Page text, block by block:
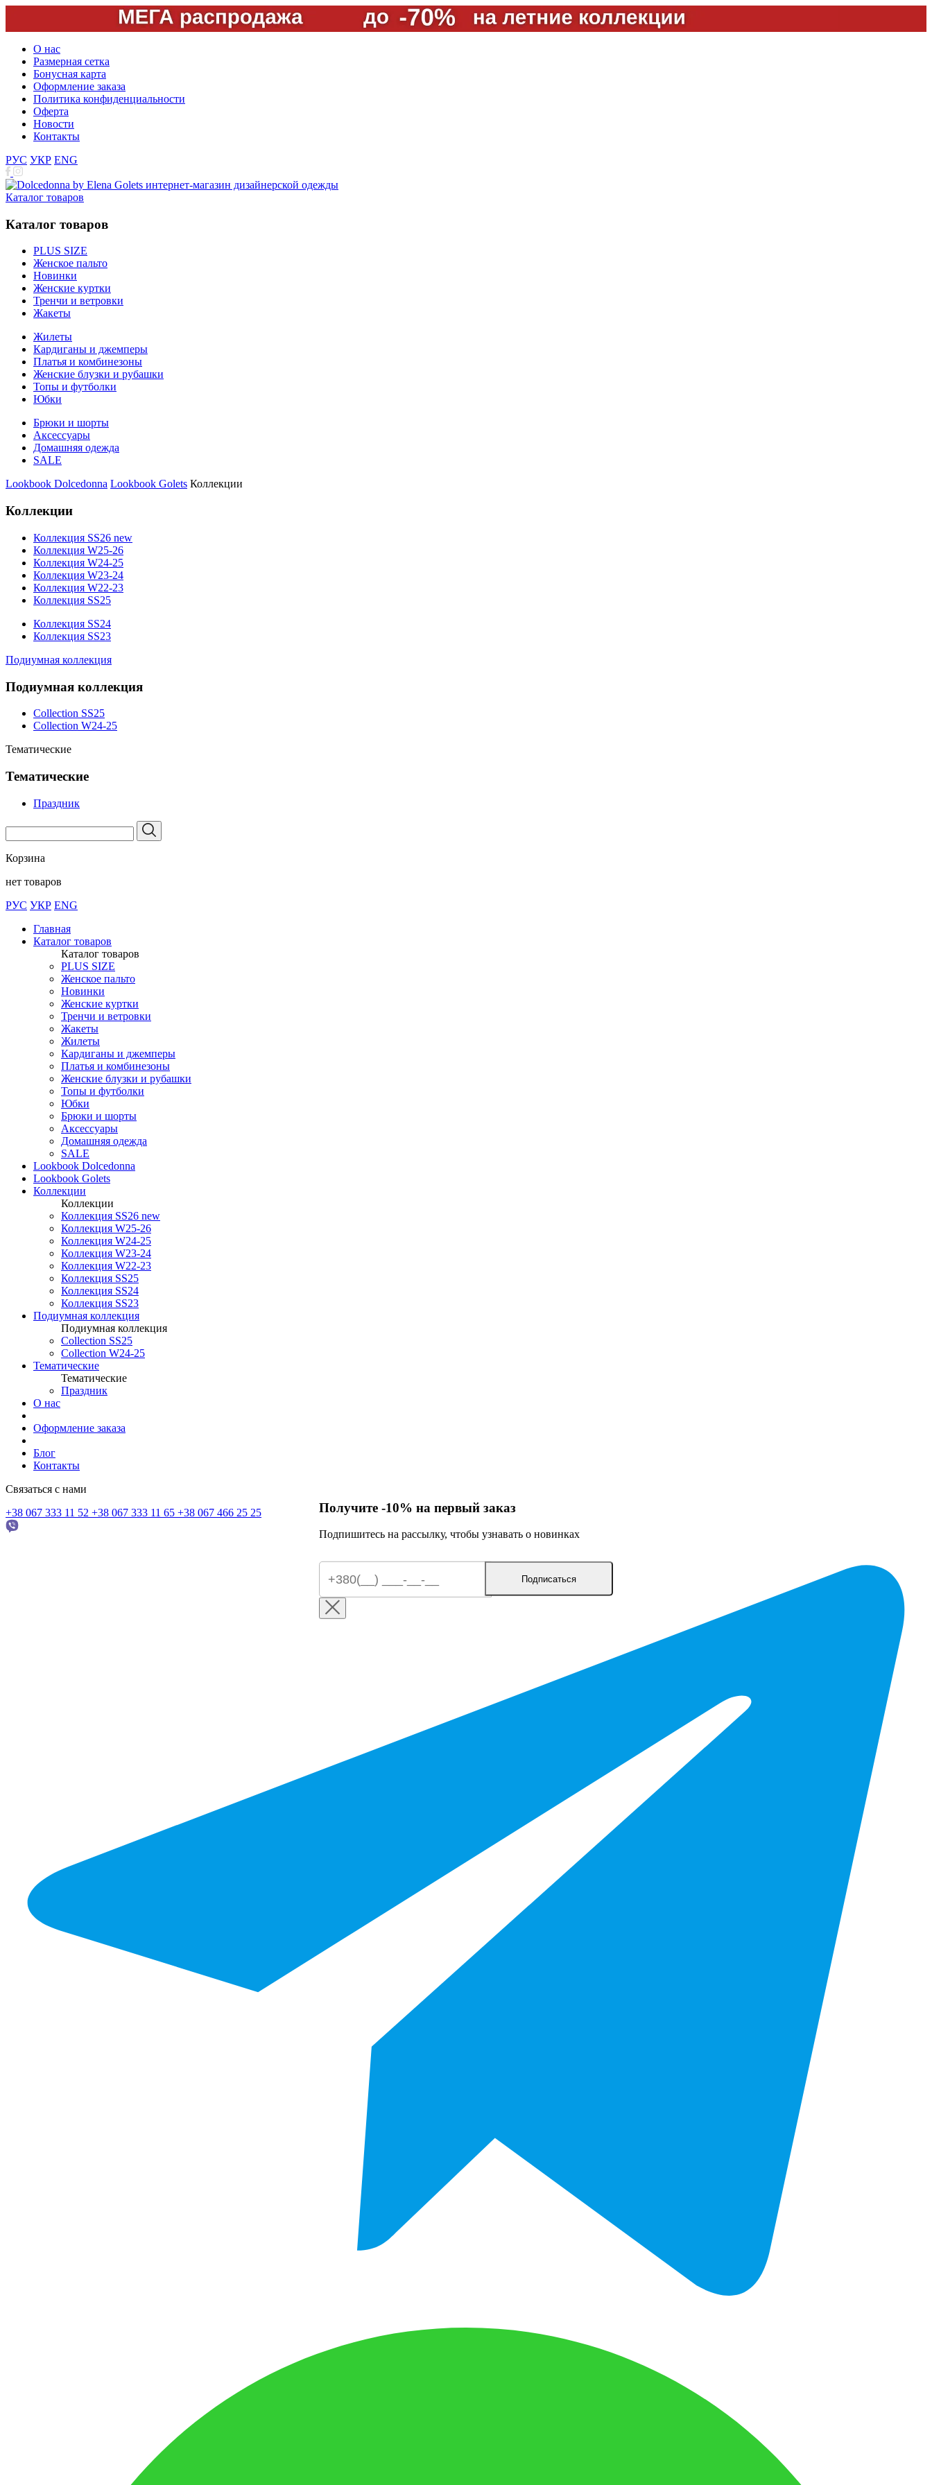
О нас
Размерная сетка
Бонусная карта
Оформление заказа
Политика конфиденциальности
Оферта
Новости
Контакты
РУС УКР ENG
Каталог товаров
Каталог товаров
PLUS SIZE
Женское пальто
Новинки
Женские куртки
Тренчи и ветровки
Жакеты
Жилеты
Кардиганы и джемперы
Платья и комбинезоны
Женские блузки и рубашки
Топы и футболки
Юбки
Брюки и шорты
Аксессуары
Домашняя одежда
SALE
Lookbook Dolcedonna Lookbook Golets Коллекции
Коллекции
Коллекция SS26 new
Коллекция W25-26
Коллекция W24-25
Коллекция W23-24
Коллекция W22-23
Коллекция SS25
Коллекция SS24
Коллекция SS23
Подиумная коллекция
Подиумная коллекция
Collection SS25
Collection W24-25
Тематические
Тематические
Праздник
Корзина
нет товаров
РУС УКР ENG
Главная
Каталог товаров
Каталог товаров
PLUS SIZE
Женское пальто
Новинки
Женские куртки
Тренчи и ветровки
Жакеты
Жилеты
Кардиганы и джемперы
Платья и комбинезоны
Женские блузки и рубашки
Топы и футболки
Юбки
Брюки и шорты
Аксессуары
Домашняя одежда
SALE
Lookbook Dolcedonna
Lookbook Golets
Коллекции
Коллекции
Коллекция SS26 new
Коллекция W25-26
Коллекция W24-25
Коллекция W23-24
Коллекция W22-23
Коллекция SS25
Коллекция SS24
Коллекция SS23
Подиумная коллекция
Подиумная коллекция
Collection SS25
Collection W24-25
Тематические
Тематические
Праздник
О нас
Оформление заказа
Блог
Контакты
Связаться с нами
+38 067 333 11 52 +38 067 333 11 65 +38 067 466 25 25 Получите -10% на первый заказ
Подпишитесь на рассылку, чтобы узнавать о новинках
Подписаться